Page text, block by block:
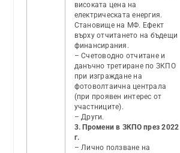
високата цена на
електрическата енергия.
Становище на МФ. Ефект
върху отчитането на бъдещи
финансирания.
– Счетоводно отчитане и
данъчно третиране по ЗКПО
при изграждане на
фотоволтаична централа
(при проявен интерес от
участниците).
– Други.
3. Промени в ЗКПО през 2022
г.
– Лично ползване на